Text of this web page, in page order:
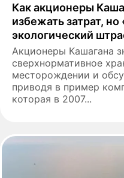
Как акционеры
избежать затрат,
экологический
Акционеры Кашагана
сверхнормативное
месторождении и
приводя в пример
которая в 2007...